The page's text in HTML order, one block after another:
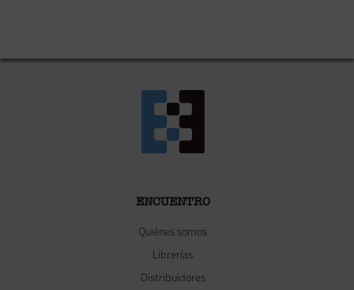
ENCUENTRO
Quiénes somos
Librerías
Distribuidores